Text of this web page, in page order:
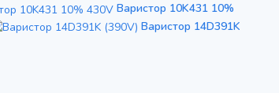
Варистор 10K431 10%
Варистор 14D391K